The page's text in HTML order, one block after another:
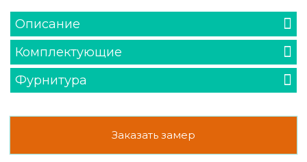
Описание
Комплектующие
Фурнитура
Заказать замер